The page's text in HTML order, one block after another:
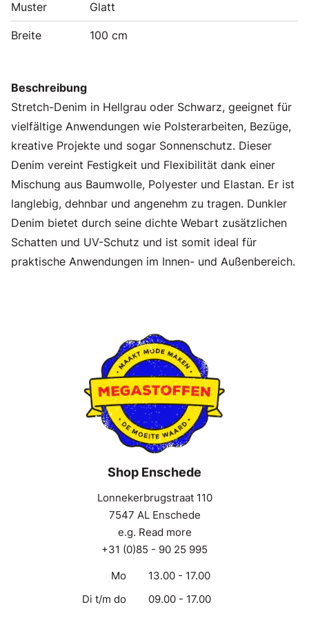
Muster Glatt
Breite 100 cm
Beschreibung
Stretch-Denim in Hellgrau oder Schwarz, geeignet für
vielfältige Anwendungen wie Polsterarbeiten, Bezüge,
kreative Projekte und sogar Sonnenschutz. Dieser
Denim vereint Festigkeit und Flexibilität dank einer
Mischung aus Baumwolle, Polyester und Elastan. Er ist
langlebig, dehnbar und angenehm zu tragen. Dunkler
Denim bietet durch seine dichte Webart zusätzlichen
Schatten und UV-Schutz und ist somit ideal für
praktische Anwendungen im Innen- und Außenbereich.
Shop Enschede
Lonnekerbrugstraat 110
7547 AL Enschede
e.g. Read more
+31 (0)85 - 90 25 995
Mo
13.00 - 17.00
Di t/m do
09.00 - 17.00